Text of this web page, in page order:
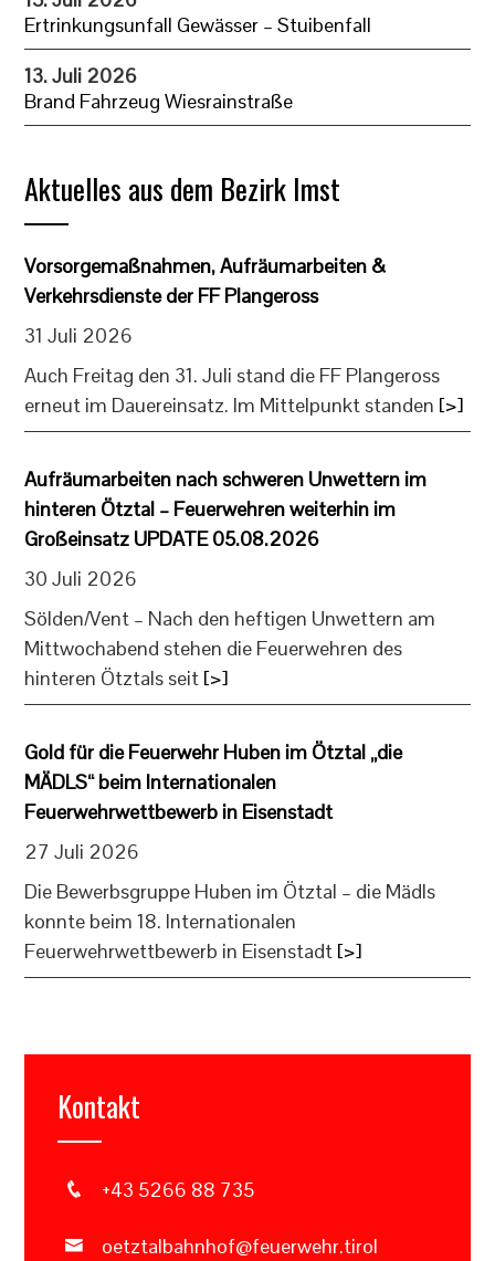
Ertrinkungsunfall Gewässer – Stuibenfall
13. Juli 2026
Brand Fahrzeug Wiesrainstraße
Aktuelles aus dem Bezirk Imst
Vorsorgemaßnahmen, Aufräumarbeiten &
Verkehrsdienste der FF Plangeross
31 Juli 2026
Auch Freitag den 31. Juli stand die FF Plangeross
erneut im Dauereinsatz. Im Mittelpunkt standen [>]
Aufräumarbeiten nach schweren Unwettern im
hinteren Ötztal – Feuerwehren weiterhin im
Großeinsatz UPDATE 05.08.2026
30 Juli 2026
Sölden/Vent – Nach den heftigen Unwettern am
Mittwochabend stehen die Feuerwehren des
hinteren Ötztals seit [>]
Gold für die Feuerwehr Huben im Ötztal „die
MÄDLS“ beim Internationalen
Feuerwehrwettbewerb in Eisenstadt
27 Juli 2026
Die Bewerbsgruppe Huben im Ötztal – die Mädls
konnte beim 18. Internationalen
Feuerwehrwettbewerb in Eisenstadt [>]
Kontakt
+43 5266 88 735
oetztalbahnhof@feuerwehr.tirol